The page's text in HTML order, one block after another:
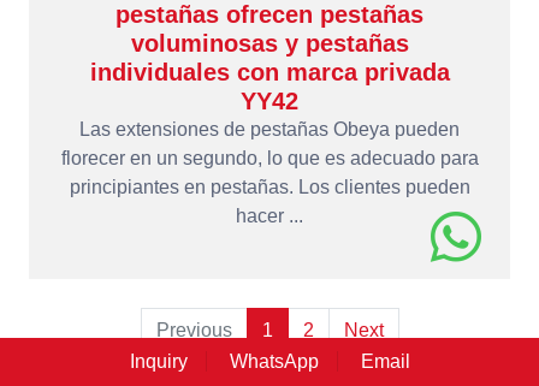
pestañas ofrecen pestañas
voluminosas y pestañas
individuales con marca privada
YY42
Las extensiones de pestañas Obeya pueden
florecer en un segundo, lo que es adecuado para
principiantes en pestañas. Los clientes pueden
hacer ...
Previous 1 2
Next
Inquiry
WhatsApp Email